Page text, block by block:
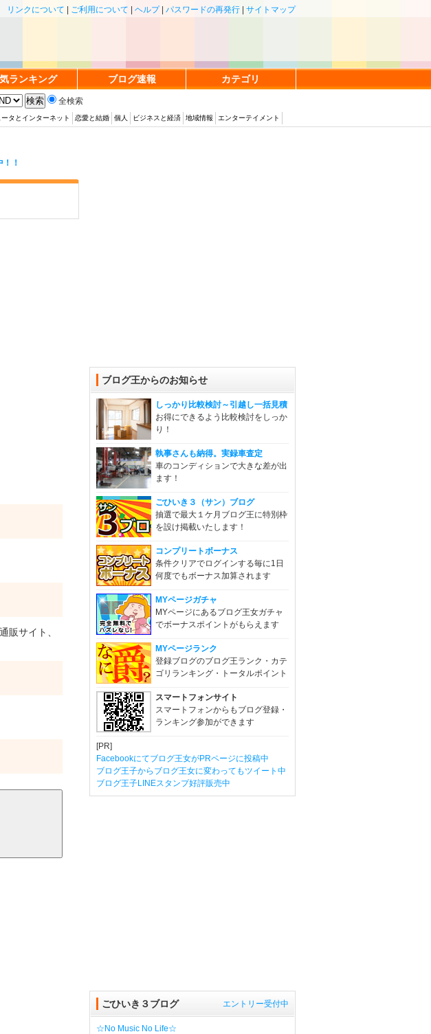
リンクについて ご利用について ヘルプ| パスワードの再発行 サイトマップ
ランキング ブログ速報 カテゴリ
全検索
タとインターネット 恋愛と結婚 個人 ビジネスと経済 地域情報 エンターテイメント
！
販サイト、
ブログ王からのお知らせ
しっかり比較検討～引越し一括見積
お得にできるよう比較検討をしっか
り！
執事さんも納得。実録車査定
車のコンディションで大きな差が出
ます！
ごひいき３（サン）ブログ
抽選で最大１ケ月ブログ王に特別枠
を設け掲載いたします！
コンプリートボーナス
条件クリアでログインする毎に1日
何度でもボーナス加算されます
MYページガチャ
MYページにあるブログ王女ガチャ
でボーナスポイントがもらえます
MYページランク
登録ブログのブログ王ランク・カテ
ゴリランキング・トータルポイント
スマートフォンサイト
スマートフォンからもブログ登録・
ランキング参加ができます
[PR]
Facebookにてブログ王女がPRページに投稿中
ブログ王子からブログ王女に変わってもツイート中
ブログ王子LINEスタンプ好評販売中
エントリー受付中
ごひいき３ブログ
☆No Music No Life☆